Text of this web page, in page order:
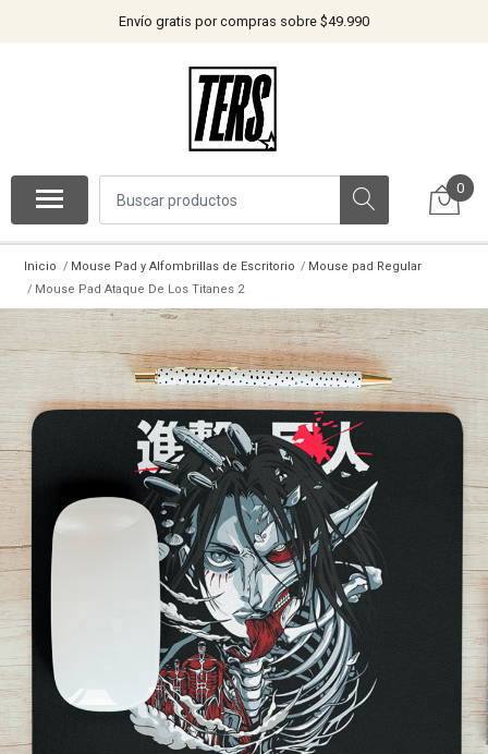
Envío gratis por compras sobre $49.990
0
Inicio Mouse Pad y Alfombrillas de Escritorio
Mouse pad Regular
Mouse Pad Ataque De Los Titanes 2